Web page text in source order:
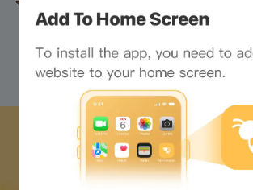
下載蜜蜂網路APP
並開始 web3 之旅